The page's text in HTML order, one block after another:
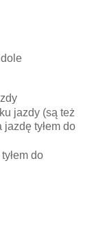
jazdy (są też
tyłem do
tyłem do